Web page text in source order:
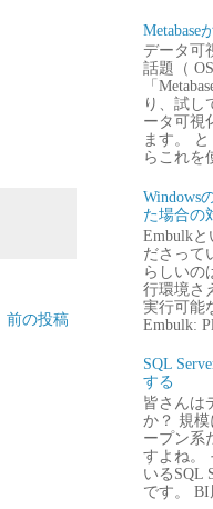
前の投稿
Metabase
データ可
話題（
「
り、試し
ータ可視
ます。
らこれを
Windows
た場合の
Embulkと
ださって
らしいの
行環境さ
実行可能
Embulk:
SQL
する
皆さんは
か？ 規模
ープン系
すよね。
いるSQL
です。